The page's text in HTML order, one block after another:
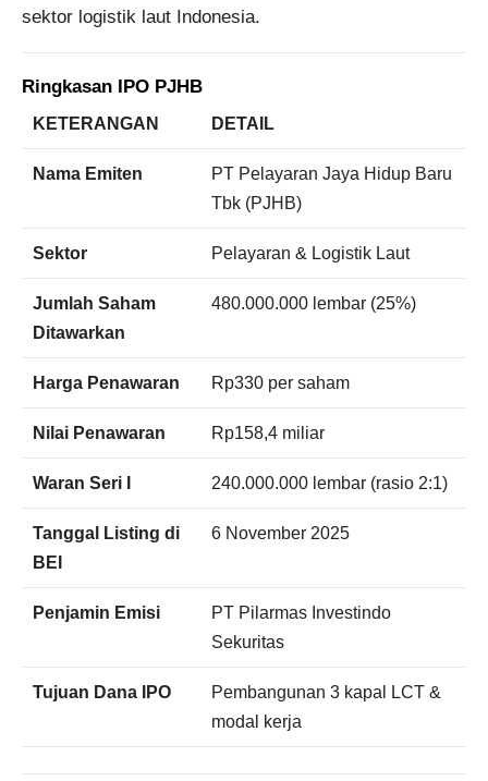
sektor logistik laut Indonesia.
Ringkasan IPO PJHB
KETERANGAN DETAIL
Nama Emiten
PT Pelayaran Jaya Hidup Baru
Tbk (PJHB)
Sektor Pelayaran & Logistik Laut
Jumlah Saham
Ditawarkan
480.000.000 lembar (25%)
Harga Penawaran Rp330 per saham
Nilai Penawaran Rp158,4 miliar
Waran Seri I 240.000.000 lembar (rasio 2:1)
Tanggal Listing di
BEI
6 November 2025
Penjamin Emisi
PT Pilarmas Investindo
Sekuritas
Tujuan Dana IPO
Pembangunan 3 kapal LCT &
modal kerja